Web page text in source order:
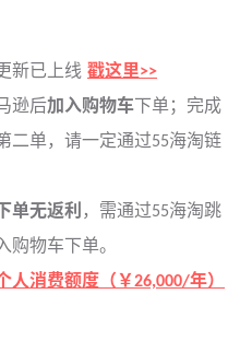
新已上线 戳这里>>
逊后加入购物车 下单；完成
二单，请一定通过55海淘链
单无返利 ，需通过55海淘跳
购物车下单。
人消费额度（￥26,000/年）